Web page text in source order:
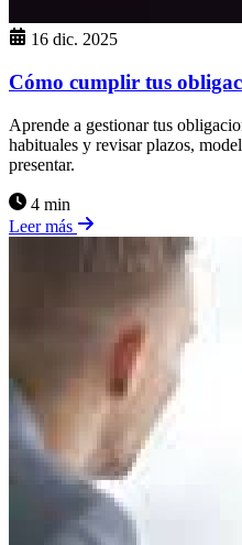
16 dic. 2025
Cómo cumplir tus
Aprende a gestionar tus
habituales y revisar plazos,
presentar.
4 min
Leer más